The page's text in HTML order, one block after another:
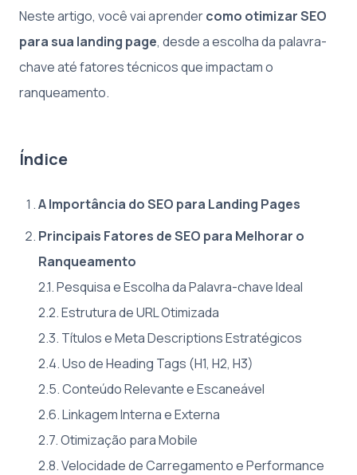
Neste artigo, você vai aprendercomo otimizar SEO
para sua landing page, desde a escolha da palavra-
chave até fatores técnicos que impactam o
ranqueamento.
Índice
A Importância do SEO para Landing Pages
Principais Fatores de SEO para Melhorar o
Ranqueamento
2.1. Pesquisa e Escolha da Palavra-chave Ideal
2.2. Estrutura de URL Otimizada
2.3. Títulos e Meta Descriptions Estratégicos
2.4. Uso de Heading Tags (H1, H2, H3)
2.5. Conteúdo Relevante e Escaneável
2.6. Linkagem Interna e Externa
2.7. Otimização para Mobile
2.8. Velocidade de Carregamento e Performance